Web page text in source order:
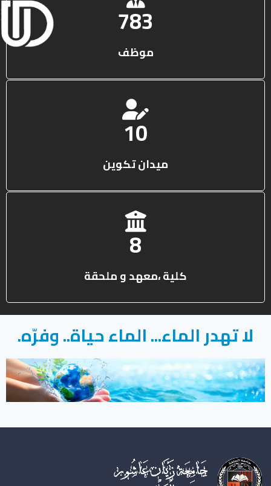
950
موظف
13
ميدان تكوين
10
كلية ،معهد و ملحقة
لا تهدر الماء... الماء حياة.. وفرّه.